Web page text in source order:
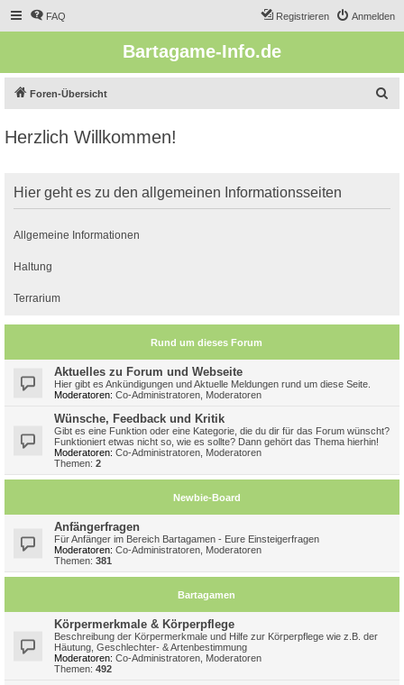
FAQ Anmelden
Registrieren
Bartagame-Info.de
Foren-Übersicht
Herzlich Willkommen!
Hier geht es zu den allgemeinen Informationsseiten
Allgemeine Informationen
Haltung
Terrarium
Rund um dieses Forum
Aktuelles zu Forum und Webseite
Hier gibt es Ankündigungen und Aktuelle Meldungen rund um diese Seite.
Moderatoren: Co-Administratoren Moderatoren
Wünsche, Feedback und Kritik
Gibt es eine Funktion oder eine Kategorie, die du dir für das Forum wünscht?
Funktioniert etwas nicht so, wie es sollte? Dann gehört das Thema hierhin!
Moderatoren: Co-Administratoren Moderatoren
Themen: 2
Newbie-Board
Anfängerfragen
Für Anfänger im Bereich Bartagamen - Eure Einsteigerfragen
Moderatoren: Co-Administratoren Moderatoren
Themen: 381
Bartagamen
Körpermerkmale & Körperpflege
Beschreibung der Körpermerkmale und Hilfe zur Körperpflege wie z.B. der
Häutung, Geschlechter- & Artenbestimmung
Moderatoren: Co-Administratoren Moderatoren
Themen: 492